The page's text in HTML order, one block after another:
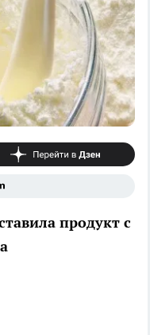
продукт с